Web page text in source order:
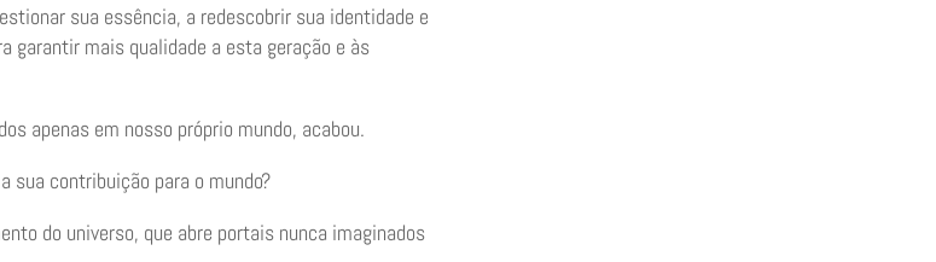
sua essência, a redescobrir sua identidade e
garantir mais qualidade a esta geração e às
apenas em nosso próprio mundo, acabou.
sua contribuição para o mundo?
do universo, que abre portais nunca imaginados